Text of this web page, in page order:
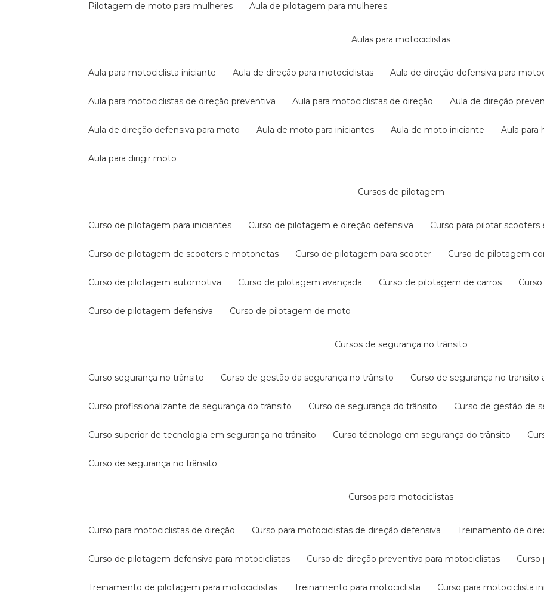
pilotagem de moto para mulheres aula de pilotagem para mulheres
aulas para motociclistas
aula para motociclista iniciante aula de direção para motociclistas aula de direção defensiva para
aula para motociclistas de direção preventiva aula para motociclistas de direção aula de direção
aula de direção defensiva para moto aula de moto para iniciantes aula de moto iniciante aula
aula para dirigir moto
cursos de pilotagem
curso de pilotagem para iniciantes curso de pilotagem e direção defensiva curso para pilotar
curso de pilotagem de scooters e motonetas curso de pilotagem para scooter curso de pilotagem
curso de pilotagem automotiva curso de pilotagem avançada curso de pilotagem de carros
curso de pilotagem defensiva curso de pilotagem de moto
cursos de segurança no trânsito
curso segurança no trânsito curso de gestão da segurança no trânsito curso de segurança no transito
curso profissionalizante de segurança do trânsito curso de segurança do trânsito curso de gestão de
curso superior de tecnologia em segurança no trânsito curso técnologo em segurança do trânsito
curso de segurança no trânsito
cursos para motociclistas
curso para motociclistas de direção curso para motociclistas de direção defensiva treinamento de
curso de pilotagem defensiva para motociclistas curso de direção preventiva para motociclistas
treinamento de pilotagem para motociclistas treinamento para motociclista curso para motociclista